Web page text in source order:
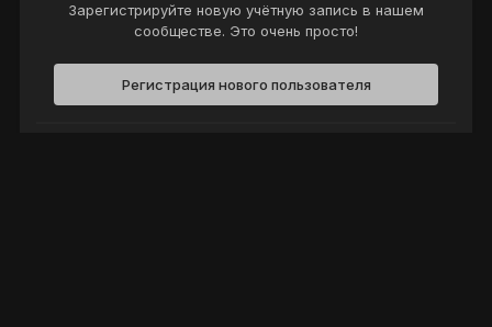
Зарегистрируйте новую учётную запись в нашем
сообществе. Это очень просто!
Регистрация нового пользователя